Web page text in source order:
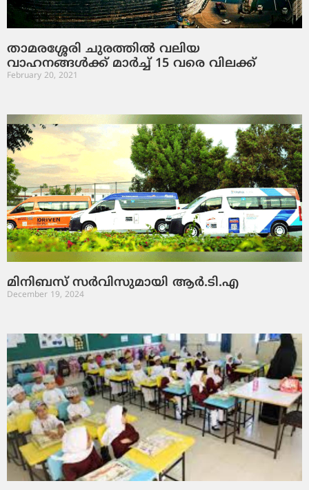
താമരശ്ശേരി ചുരത്തില്‍ വലിയ
വാഹനങ്ങള്‍ക്ക് മാര്‍ച്ച് 15 വരെ വിലക്ക്
February 20, 2021
മി​നി​ബ​സ് സ​ർ​വി​സു​മാ​യി ആ​ർ.​ടി.​എ
December 19, 2024